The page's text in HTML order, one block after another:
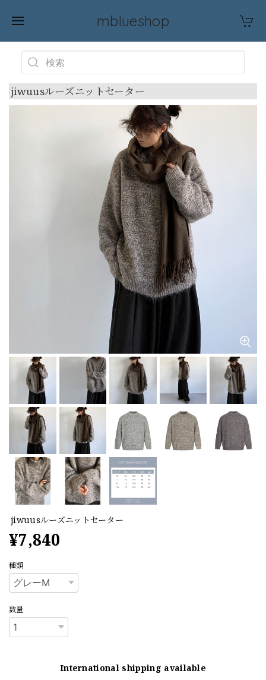
mblueshop
jiwuusルーズニットセーター
jiwuusルーズニットセーター
¥7,840
種類
数量
International shipping available